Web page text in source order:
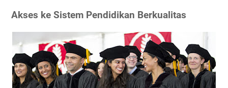
Akses ke Sistem Pendidikan Berkualitas